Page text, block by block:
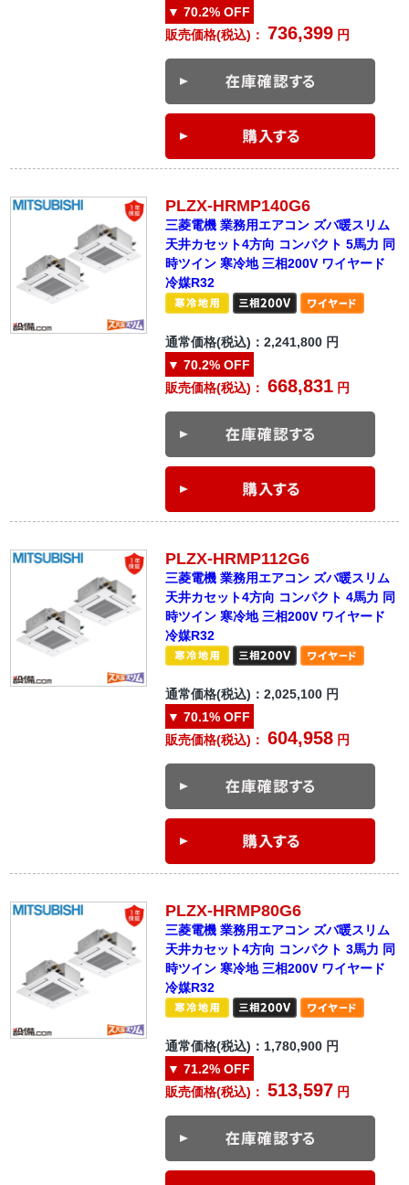
▼ 70.2% OFF
販売価格(税込)： 736,399 円
PLZX-HRMP140G6
三菱電機 業務用エアコン ズバ暖スリム
天井カセット4方向 コンパクト 5馬力 同
時ツイン 寒冷地 三相200V ワイヤード
冷媒R32
通常価格(税込)：2,241,800 円
▼ 70.2% OFF
販売価格(税込)：668,831 円
PLZX-HRMP112G6
三菱電機 業務用エアコン ズバ暖スリム
天井カセット4方向 コンパクト 4馬力 同
時ツイン 寒冷地 三相200V ワイヤード
冷媒R32
通常価格(税込)：2,025,100 円
▼ 70.1% OFF
販売価格(税込)：604,958 円
PLZX-HRMP80G6
三菱電機 業務用エアコン ズバ暖スリム
天井カセット4方向 コンパクト 3馬力 同
時ツイン 寒冷地 三相200V ワイヤード
冷媒R32
通常価格(税込)：1,780,900 円
▼ 71.2% OFF
販売価格(税込)：513,597 円